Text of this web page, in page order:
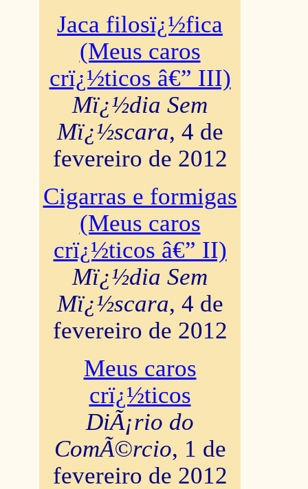
Jaca filosï¿½fica
(Meus caros
crï¿½ticos â€” III)
Mï¿½dia Sem
Mï¿½scara, 4 de
fevereiro de 2012
Cigarras e formigas
(Meus caros
crï¿½ticos â€” II)
Mï¿½dia Sem
Mï¿½scara, 4 de
fevereiro de 2012
Meus caros
crï¿½ticos
DiÃ¡rio do
ComÃ©rcio, 1 de
fevereiro de 2012